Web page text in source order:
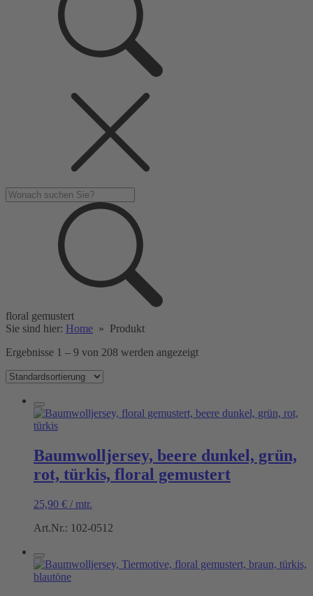
floral gemustert
Sie sind hier: Home » Produkt
Ergebnisse 1 – 9 von 208 werden angezeigt
Baumwolljersey, beere dunkel, grün,
rot, türkis, floral gemustert
25,90 € / mtr.
Art.Nr.: 102-0512